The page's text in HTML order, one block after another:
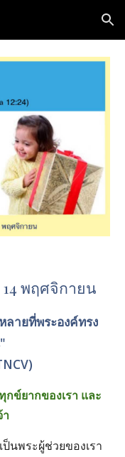
Skip to navigation
พฤศจิกายน
ายที่พระองค์ทรง
ข์ยากของเรา และ
นพระผู้ช่วยของเรา